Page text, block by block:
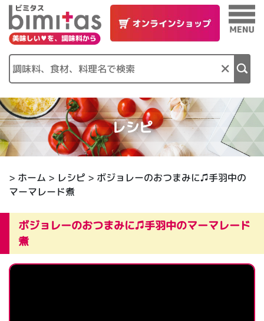
×
レシピ
> ホーム > レシピ > ボジョレーのおつまみに♫手羽中の
マーマレード煮
ボジョレーのおつまみに♫手羽中のマーマレード
煮